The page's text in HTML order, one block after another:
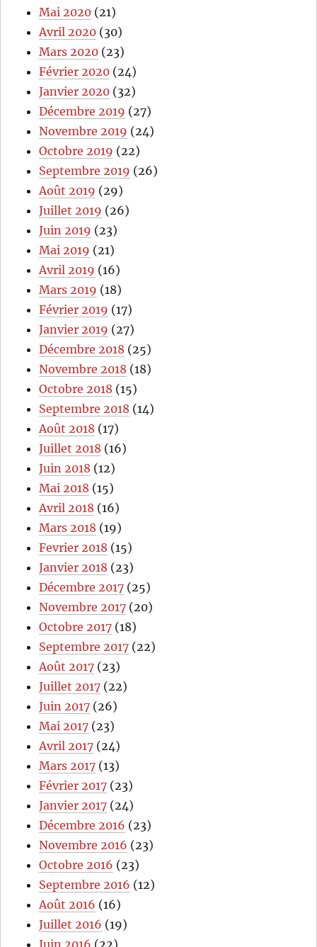
Mai 2020 (21)
Avril 2020 (30)
Mars 2020 (23)
Février 2020 (24)
Janvier 2020 (32)
Décembre 2019 (27)
Novembre 2019 (24)
Octobre 2019 (22)
Septembre 2019 (26)
Août 2019 (29)
Juillet 2019 (26)
Juin 2019 (23)
Mai 2019 (21)
Avril 2019 (16)
Mars 2019 (18)
Février 2019 (17)
Janvier 2019 (27)
Décembre 2018 (25)
Novembre 2018 (18)
Octobre 2018 (15)
Septembre 2018 (14)
Août 2018 (17)
Juillet 2018 (16)
Juin 2018 (12)
Mai 2018 (15)
Avril 2018 (16)
Mars 2018 (19)
Fevrier 2018 (15)
Janvier 2018 (23)
Décembre 2017 (25)
Novembre 2017 (20)
Octobre 2017 (18)
Septembre 2017 (22)
Août 2017 (23)
Juillet 2017 (22)
Juin 2017 (26)
Mai 2017 (23)
Avril 2017 (24)
Mars 2017 (13)
Février 2017 (23)
Janvier 2017 (24)
Décembre 2016 (23)
Novembre 2016 (23)
Octobre 2016 (23)
Septembre 2016 (12)
Août 2016 (16)
Juillet 2016 (19)
Juin 2016 (22)